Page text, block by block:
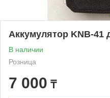
Аккумулятор KNB-41
В наличии
Розница
7 000 ₸